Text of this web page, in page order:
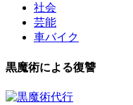
社会
芸能
車バイク
黒魔術による復讐